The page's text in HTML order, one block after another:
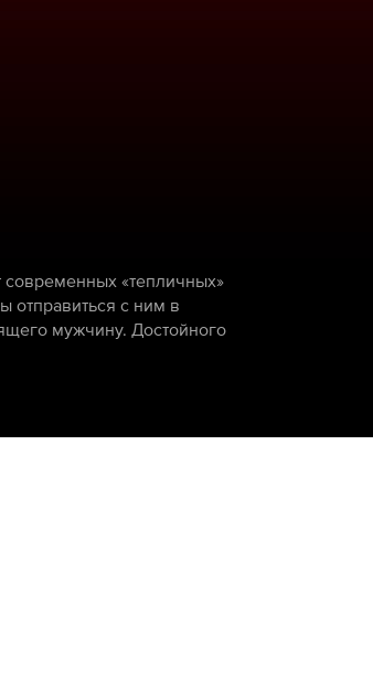
современных «тепличных»
отправиться с ним в
мужчину. Достойного